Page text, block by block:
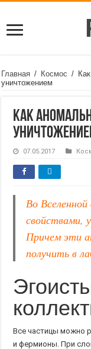
Главная / Космос /
уничтожением
Как
07.05.2017
Во
свойствами,
Причем эти
получить в
Все частицы можно
и фермионы. При